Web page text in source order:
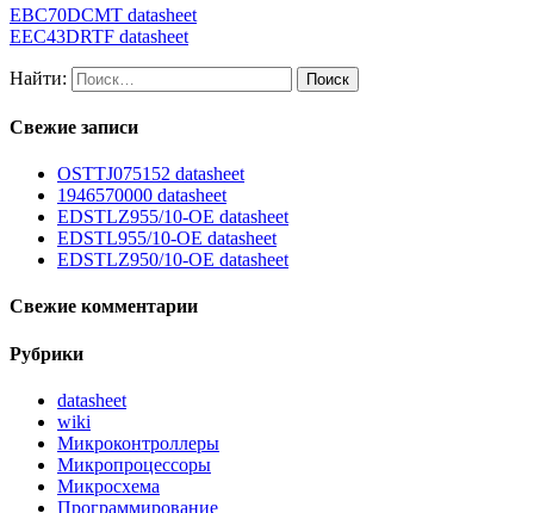
EBC70DCMT datasheet
EEC43DRTF datasheet
Найти:
Свежие записи
OSTTJ075152 datasheet
1946570000 datasheet
EDSTLZ955/10-OE datasheet
EDSTL955/10-OE datasheet
EDSTLZ950/10-OE datasheet
Свежие комментарии
Рубрики
datasheet
wiki
Микроконтроллеры
Микропроцессоры
Микросхема
Программирование